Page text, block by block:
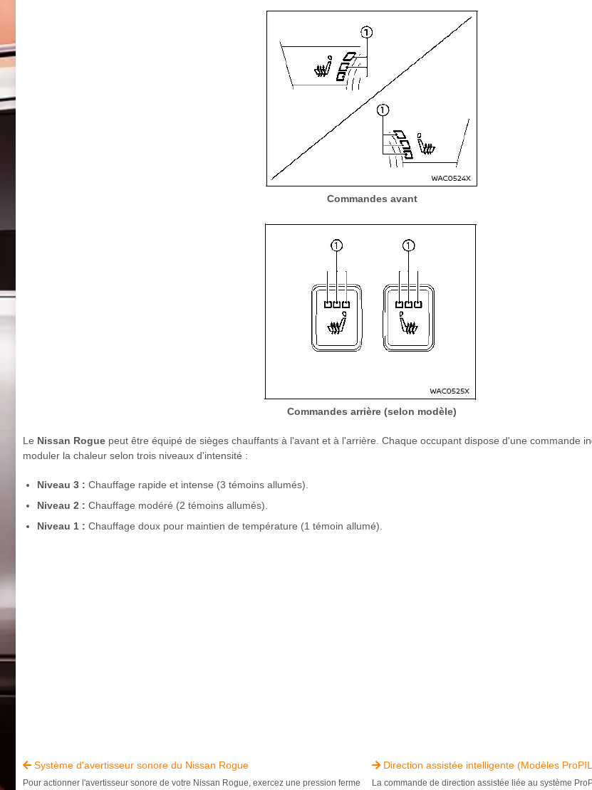
Commandes avant
Commandes arrière (selon modèle)
Le Nissan Rogue peut être équipé de sièges chauffants à l'avant et à l'arrière. Chaque occupant dispose d'une commande
moduler la chaleur selon trois niveaux d'intensité :
Niveau 3 : Chauffage rapide et intense (3 témoins allumés).
Niveau 2 : Chauffage modéré (2 témoins allumés).
Niveau 1 : Chauffage doux pour maintien de température (1 témoin allumé).
Système d'avertisseur sonore du Nissan Rogue
Pour actionner l'avertisseur sonore de votre Nissan Rogue, exercez une pression ferme
 Direction assistée intelligente (Modèles
La commande de direction assistée liée au système